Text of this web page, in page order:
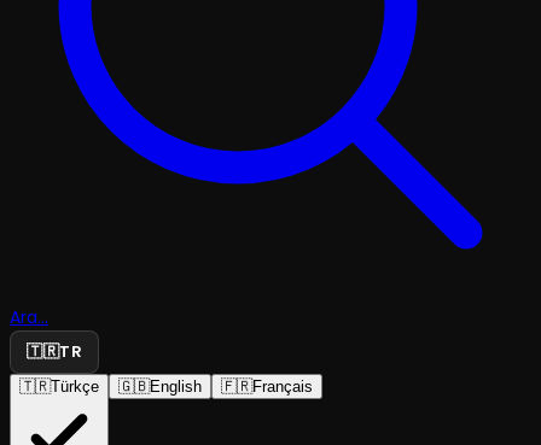
Ara...
🇹🇷TR
🇹🇷Türkçe 🇬🇧English 🇫🇷Français